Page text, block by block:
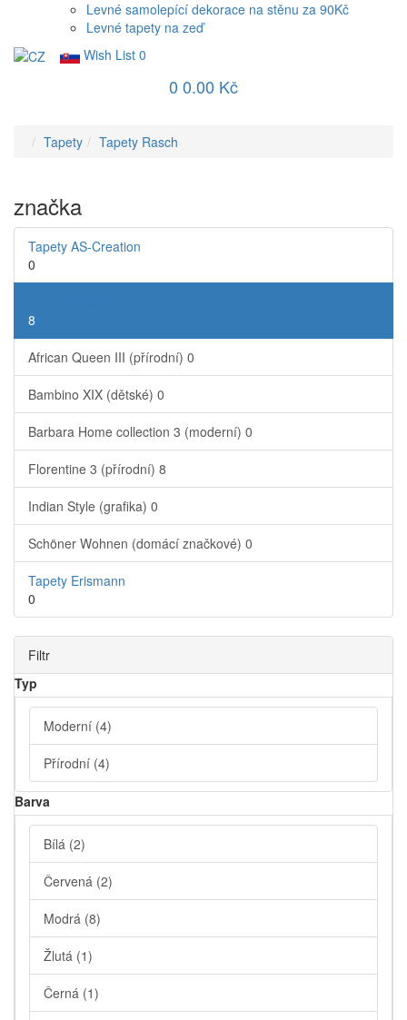
Levné samolepící dekorace na stěnu za 90Kč
Levné tapety na zeď
Wish List 0
0 0.00 Kč
Tapety Tapety Rasch
značka
Tapety AS-Creation
0
8
African Queen III (přírodní) 0
Bambino XIX (dětské) 0
Barbara Home collection 3 (moderní) 0
Florentine 3 (přírodní) 8
Indian Style (grafika) 0
Schöner Wohnen (domácí značkové) 0
Tapety Erismann
0
Filtr
Typ
Moderní (4)
Přírodní (4)
Barva
Bílá (2)
Červená (2)
Modrá (8)
Žlutá (1)
Černá (1)